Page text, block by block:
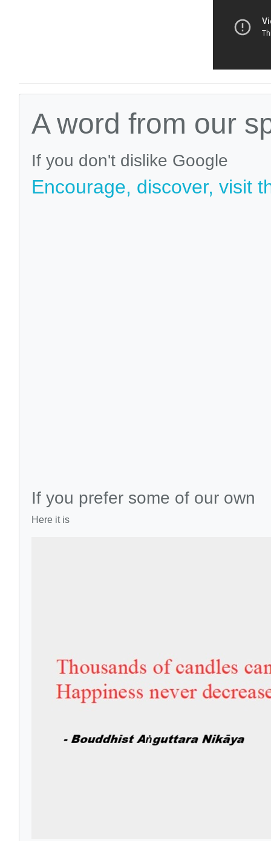
A word from our
If you don't dislike Google
Encourage, discover, visit
If you prefer some of our own
Here it is